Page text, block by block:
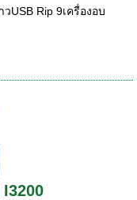
USB Rip 9เครื่องอบ